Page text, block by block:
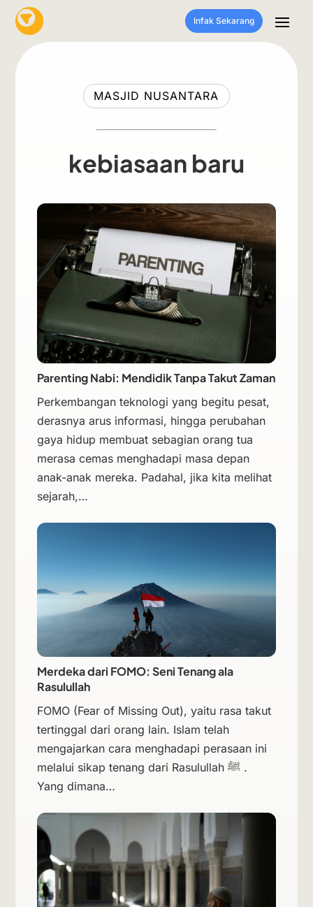
Infak Sekarang
MASJID NUSANTARA
kebiasaan baru
Parenting Nabi: Mendidik Tanpa Takut Zaman
Perkembangan teknologi yang begitu pesat,
derasnya arus informasi, hingga perubahan
gaya hidup membuat sebagian orang tua
merasa cemas menghadapi masa depan
anak-anak mereka. Padahal, jika kita melihat
sejarah,…
Merdeka dari FOMO: Seni Tenang ala
Rasulullah
FOMO (Fear of Missing Out), yaitu rasa takut
tertinggal dari orang lain. Islam telah
mengajarkan cara menghadapi perasaan ini
melalui sikap tenang dari Rasulullah ﷺ .
Yang dimana…